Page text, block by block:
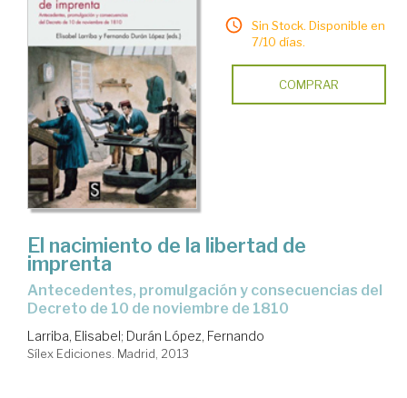
Sin Stock. Disponible en
7/10 días.
COMPRAR
El nacimiento de la libertad de
imprenta
antecedentes, promulgación y consecuencias del
Decreto de 10 de noviembre de 1810
Larriba, Elisabel; Durán López, Fernando
Sílex Ediciones. Madrid, 2013